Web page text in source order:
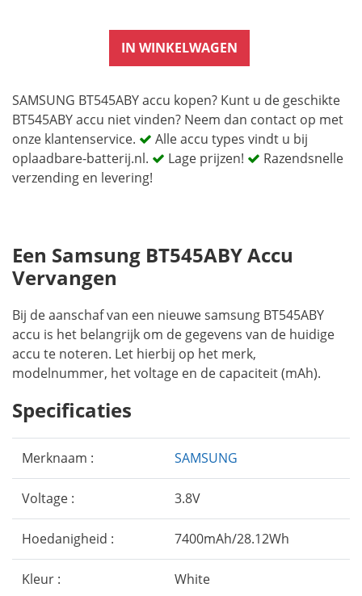
IN WINKELWAGEN
SAMSUNG BT545ABY accu kopen? Kunt u de geschikte
BT545ABY accu niet vinden? Neem dan contact op met
onze klantenservice.
Alle accu types vindt u bij
oplaadbare-batterij.nl.
Lage prijzen!
Razendsnelle
verzending en levering!
Een Samsung BT545ABY Accu
Vervangen
Bij de aanschaf van een nieuwe samsung BT545ABY
accu is het belangrijk om de gegevens van de huidige
accu te noteren. Let hierbij op het merk,
modelnummer, het voltage en de capaciteit (mAh).
Specificaties
Merknaam : SAMSUNG
Voltage : 3.8V
Hoedanigheid : 7400mAh/28.12Wh
Kleur : White